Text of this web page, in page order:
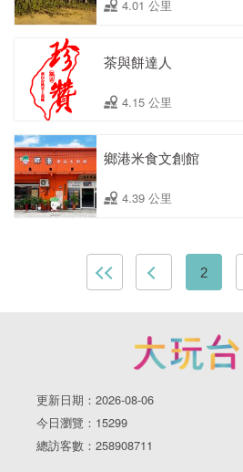
4.01 公里
茶與餅達人
4.15 公里
鄉港米食文創館
4.39 公里
2
更新日期：2026-08-06
今日瀏覽：15299
總訪客數：258908711